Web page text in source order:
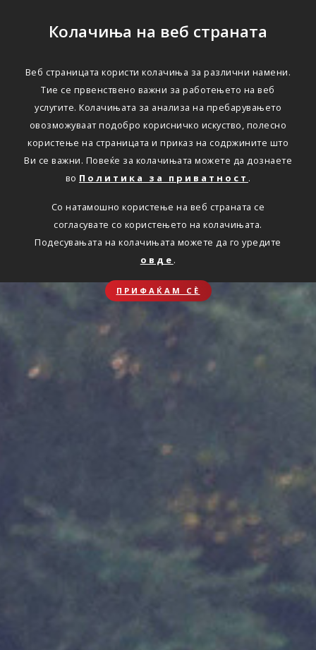
Колачиња на веб страната
Веб страницата користи колачиња за различни намени.
Тие се првенствено важни за работењето на веб
услугите. Колачињата за анализа на пребарувањето
овозможуваат подобро корисничко искуство, полесно
користење на страницата и приказ на содржините што
Ви се важни. Повеќе за колачињата можете да дознаете
во Политика за приватност .
Со натамошно користење на веб страната се
согласувате со користењето на колачињата.
Подесувањата на колачињата можете да го уредите
овде .
ПРИФАЌАМ СЀ